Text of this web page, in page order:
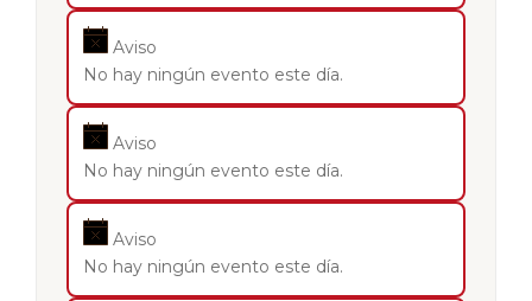
Aviso
No hay ningún evento este día.
Aviso
No hay ningún evento este día.
Aviso
No hay ningún evento este día.